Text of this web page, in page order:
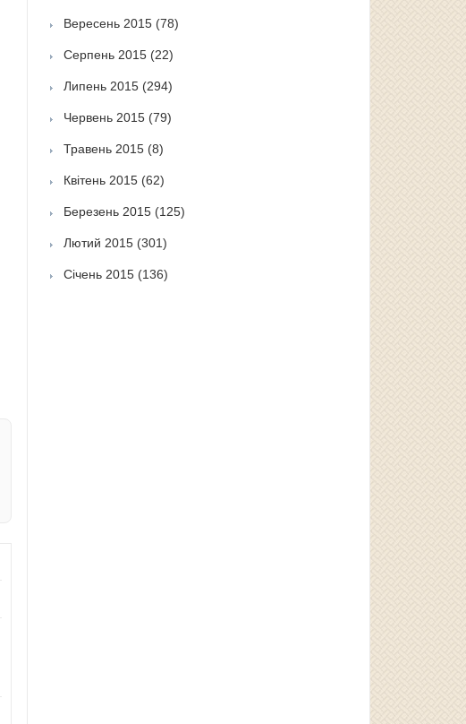
Вересень 2015(78)
Серпень 2015(22)
Липень 2015(294)
Червень 2015(79)
Травень 2015(8)
Квітень 2015(62)
Березень 2015(125)
Лютий 2015(301)
Січень 2015(136)